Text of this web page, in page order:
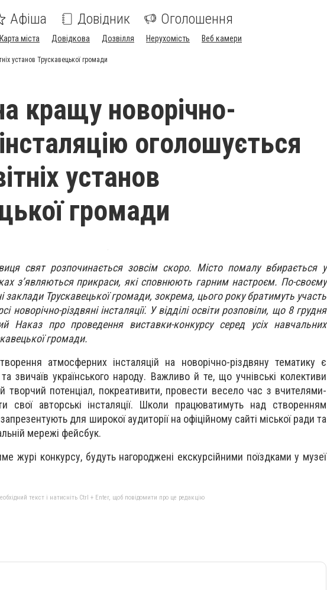
Афіша Довідник Оголошення
Карта міста Довідкова Дозвілля Нерухомість Веб камери
установ Трускавецької громади
кращу новорічно-
оголошується
установ
громади
свят розпочинається зовсім скоро. Місто помалу вбирається у
з’являються прикраси, які сповнюють гарним настроєм. По-своєму
заклади Трускавецької громади, зокрема, цього року братимуть участь
новорічно-різдвяні інсталяції. У відділі освіти розповіли, що 8 грудня
Наказ про проведення виставки-конкурсу серед усіх навчальних
громади.
атмосферних інсталяцій на новорічно-різдвяну тематику є
звичаїв українського народу. Важливо й те, що учнівські колективи
творчий потенціал, покреативити, провести весело час з вчителями-
свої авторські інсталяції. Школи працюватимуть над створенням
для широкої аудиторії на офіційному сайті міської ради та
мережі фейсбук.
журі конкурсу, будуть нагороджені екскурсійними поїздками у музеї
текст і натисніть Ctrl + Enter, щоб повідомити про це редакцію